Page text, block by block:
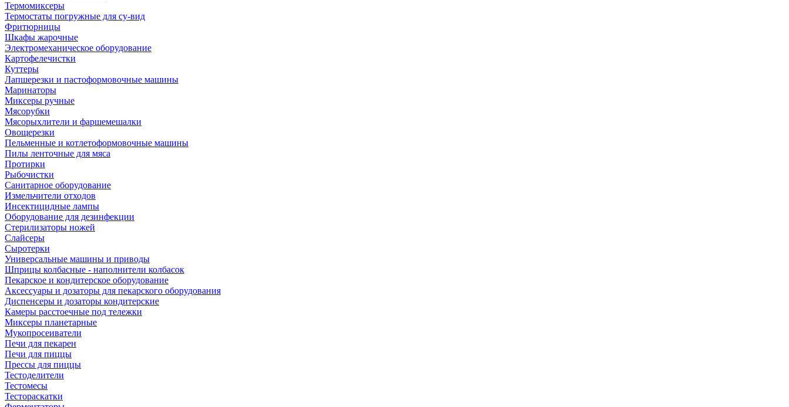
Термомиксеры
Термостаты погружные для су-вид
Фритюрницы
Шкафы жарочные
Электромеханическое оборудование
Картофелечистки
Куттеры
Лапшерезки и пастоформовочные машины
Маринаторы
Миксеры ручные
Мясорубки
Мясорыхлители и фаршемешалки
Овощерезки
Пельменные и котлетоформовочные машины
Пилы ленточные для мяса
Протирки
Рыбочистки
Санитарное оборудование
Измельчители отходов
Инсектицидные лампы
Оборудование для дезинфекции
Стерилизаторы ножей
Слайсеры
Сыротерки
Универсальные машины и приводы
Шприцы колбасные - наполнители колбасок
Пекарское и кондитерское оборудование
Аксессуары и дозаторы для пекарского оборудования
Диспенсеры и дозаторы кондитерские
Камеры расстоечные под тележки
Миксеры планетарные
Мукопросеиватели
Печи для пекарен
Печи для пиццы
Прессы для пиццы
Тестоделители
Тестомесы
Тестораскатки